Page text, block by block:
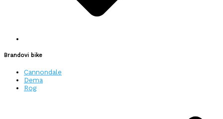
Brandovi bike
Cannondale
Dema
Rog